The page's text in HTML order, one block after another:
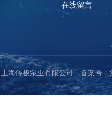
在线留言
上海传极泵业有限公司备案号：